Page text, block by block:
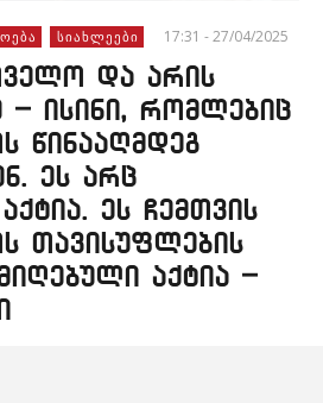
ᲡᲘᲐᲮᲚᲔᲔᲑᲘ 17:31 - 27/04/2025
და არის
– ისინი, რომლებიც
წინააღმდეგ
ეს არც
ეს ჩემთვის
თავისუფლების
აქტია –